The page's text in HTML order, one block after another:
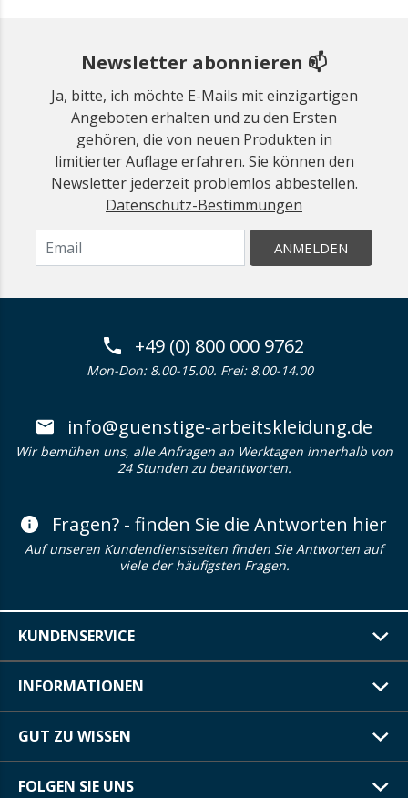
Newsletter abonnieren 📫
Ja, bitte, ich möchte E-Mails mit einzigartigen
Angeboten erhalten und zu den Ersten
gehören, die von neuen Produkten in
limitierter Auflage erfahren. Sie können den
Newsletter jederzeit problemlos abbestellen.
Datenschutz-Bestimmungen
ANMELDEN
+49 (0) 800 000 9762
Mon-Don: 8.00-15.00. Frei: 8.00-14.00
info@guenstige-arbeitskleidung.de
Wir bemühen uns, alle Anfragen an Werktagen innerhalb von
24 Stunden zu beantworten.
Fragen? - finden Sie die Antworten hier
Auf unseren Kundendienstseiten finden Sie Antworten auf
viele der häufigsten Fragen.
KUNDENSERVICE
INFORMATIONEN
GUT ZU WISSEN
FOLGEN SIE UNS